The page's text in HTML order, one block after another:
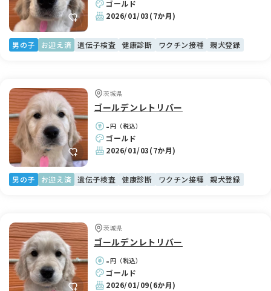
ゴールド
2026/01/03(7か月)
男の子 お迎え済 遺伝子検査 健康診断 ワクチン接種 親犬登録
茨城県
ゴールデンレトリバー
-円（税込）
ゴールド
2026/01/03(7か月)
男の子 お迎え済 遺伝子検査 健康診断 ワクチン接種 親犬登録
茨城県
ゴールデンレトリバー
-円（税込）
ゴールド
2026/01/09(6か月)